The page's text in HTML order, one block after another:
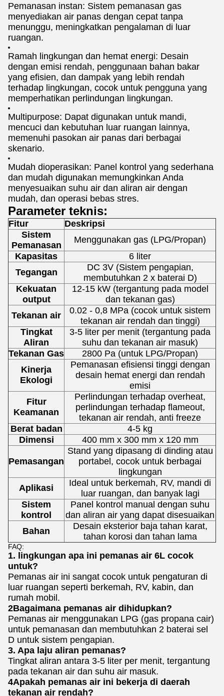
Pemanasan instan: Sistem pemanasan gas
menyediakan air panas dengan cepat tanpa
menunggu, meningkatkan pengalaman di luar
ruangan.
Ramah lingkungan dan hemat energi: Desain
dengan emisi rendah, penggunaan bahan bakar
yang efisien, dan dampak yang lebih rendah
terhadap lingkungan, cocok untuk pengguna yang
memperhatikan perlindungan lingkungan.
Multipurpose: Dapat digunakan untuk mandi,
mencuci dan kebutuhan luar ruangan lainnya,
memenuhi pasokan air panas dari berbagai
skenario.
Mudah dioperasikan: Panel kontrol yang sederhana
dan mudah digunakan memungkinkan Anda
menyesuaikan suhu air dan aliran air dengan
mudah, dan operasi bebas stres.
Parameter teknis:
Fitur
Deskripsi
Sistem
Pemanasan
Menggunakan gas (LPG/Propan)
Kapasitas
6 liter
Tegangan
DC 3V (Sistem pengapian,
membutuhkan 2 x baterai D)
Kekuatan
output
12-15 kW (tergantung pada model
dan tekanan gas)
Tekanan air
0.02 - 0,8 MPa (cocok untuk sistem
tekanan air rendah dan tinggi)
Tingkat
Aliran
3-5 liter per menit (tergantung pada
suhu dan tekanan air masuk)
Tekanan Gas
2800 Pa (untuk LPG/Propan)
Kinerja
Ekologi
Pemanasan efisiensi tinggi dengan
desain hemat energi dan rendah
emisi
Fitur
Keamanan
Perlindungan terhadap overheat,
perlindungan terhadap flameout,
tekanan air rendah, anti freeze
Berat badan
4-5 kg
Dimensi
400 mm x 300 mm x 120 mm
Pemasangan
Stand yang dipasang di dinding atau
portabel, cocok untuk berbagai
lingkungan
Aplikasi
Ideal untuk berkemah, RV, mandi di
luar ruangan, dan banyak lagi
Sistem
kontrol
Panel kontrol manual dengan suhu
dan aliran air yang dapat disesuaikan
Bahan
Desain eksterior baja tahan karat,
tahan korosi dan tahan lama
FAQ:
1. lingkungan apa ini pemanas air 6L cocok
untuk?
Pemanas air ini sangat cocok untuk pengaturan di
luar ruangan seperti berkemah, RV, kabin, dan
rumah mobil.
2Bagaimana pemanas air dihidupkan?
Pemanas air menggunakan LPG (gas propana cair)
untuk pemanasan dan membutuhkan 2 baterai sel
D untuk sistem pengapian.
3. Apa laju aliran pemanas?
Tingkat aliran antara 3-5 liter per menit, tergantung
pada tekanan air dan suhu air masuk.
4Apakah pemanas air ini bekerja di daerah
tekanan air rendah?